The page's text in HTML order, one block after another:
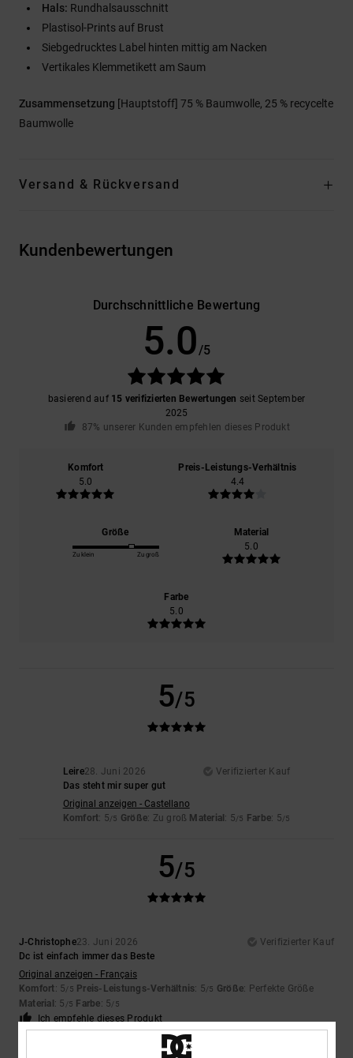
Hals: Rundhalsausschnitt
Plastisol-Prints auf Brust
Siebgedrucktes Label hinten mittig am Nacken
Vertikales Klemmetikett am Saum
Zusammensetzung [Hauptstoff] 75 % Baumwolle, 25 % recycelte
Baumwolle
Versand & Rückversand
Kundenbewertungen
Durchschnittliche Bewertung
5.0 /5
basierend auf 15 verifizierten Bewertungen seit September
2025
87% unserer Kunden empfehlen dieses Produkt
Komfort
5.0
Preis-Leistungs-Verhältnis
4.4
Größe
Zu klein Zu groß
Material
5.0
Farbe
5.0
5/5
Leire28. Juni 2026
Verifizierter Kauf
Das steht mir super gut
Original anzeigen - Castellano
Komfort: 5/5 Größe: Zu groß Material : 5/5 Farbe: 5/5
5/5
J-Christophe23. Juni 2026
Verifizierter Kauf
Dc ist einfach immer das Beste
Original anzeigen - Français
Komfort: 5/5 Preis-Leistungs-Verhältnis: 5/5 Größe: Perfekte Größe
Material : 5 /5 Farbe: 5/5
Ich empfehle dieses Produkt